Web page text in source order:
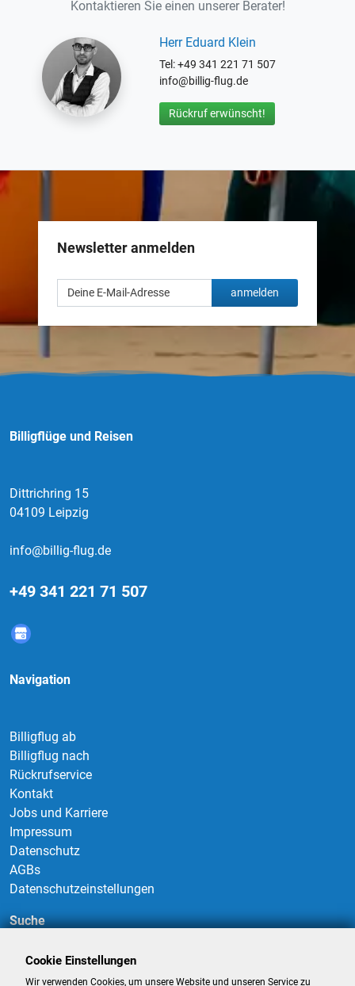
Kontaktieren Sie einen unserer Berater!
Herr Eduard Klein
Tel: +49 341 221 71 507
info@billig-flug.de
Rückruf erwünscht!
Newsletter anmelden
anmelden
Billigflüge und Reisen
Dittrichring 15
04109 Leipzig
info@billig-flug.de
+49 341 221 71 507
Navigation
Billigflug ab
Billigflug nach
Rückrufservice
Kontakt
Jobs und Karriere
Impressum
Datenschutz
AGBs
Datenschutzeinstellungen
Suche
Cookie Einstellungen
Wir verwenden Cookies, um unsere Website und unseren Service zu